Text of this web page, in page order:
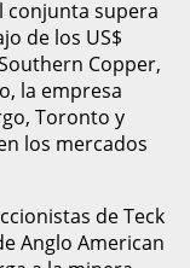
conjunta supera
de los US$
Copper,
la empresa
Toronto y
los mercados
de Teck
Anglo American